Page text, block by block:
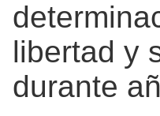
libertad y
durante